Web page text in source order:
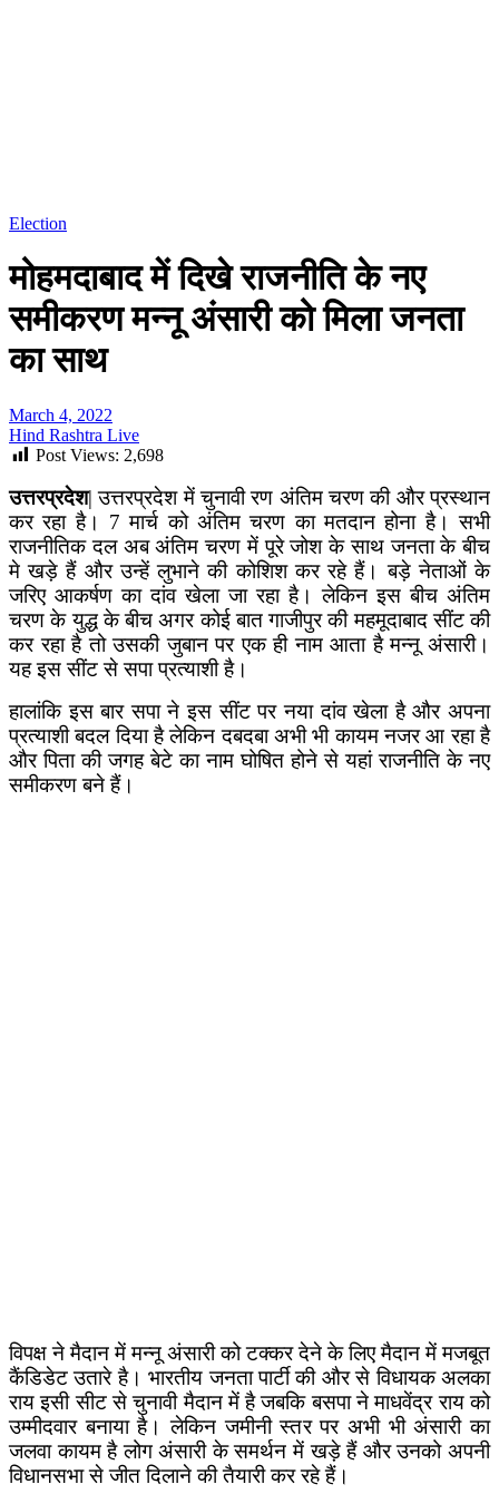
Election
मोहमदाबाद में दिखे राजनीति के नए
समीकरण मन्नू अंसारी को मिला जनता
का साथ
March 4, 2022
Hind Rashtra Live
Post Views: 2,698
उत्तरप्रदेश| उत्तरप्रदेश में चुनावी रण अंतिम चरण की और प्रस्थान
कर रहा है। 7 मार्च को अंतिम चरण का मतदान होना है। सभी
राजनीतिक दल अब अंतिम चरण में पूरे जोश के साथ जनता के बीच
मे खड़े हैं और उन्हें लुभाने की कोशिश कर रहे हैं। बड़े नेताओं के
जरिए आकर्षण का दांव खेला जा रहा है। लेकिन इस बीच अंतिम
चरण के युद्ध के बीच अगर कोई बात गाजीपुर की महमूदाबाद सींट की
कर रहा है तो उसकी जुबान पर एक ही नाम आता है मन्नू अंसारी।
यह इस सींट से सपा प्रत्याशी है।
हालांकि इस बार सपा ने इस सींट पर नया दांव खेला है और अपना
प्रत्याशी बदल दिया है लेकिन दबदबा अभी भी कायम नजर आ रहा है
और पिता की जगह बेटे का नाम घोषित होने से यहां राजनीति के नए
समीकरण बने हैं।
विपक्ष ने मैदान में मन्नू अंसारी को टक्कर देने के लिए मैदान में मजबूत
कैंडिडेट उतारे है। भारतीय जनता पार्टी की और से विधायक अलका
राय इसी सीट से चुनावी मैदान में है जबकि बसपा ने माधवेंद्र राय को
उम्मीदवार बनाया है। लेकिन जमीनी स्तर पर अभी भी अंसारी का
जलवा कायम है लोग अंसारी के समर्थन में खड़े हैं और उनको अपनी
विधानसभा से जीत दिलाने की तैयारी कर रहे हैं।